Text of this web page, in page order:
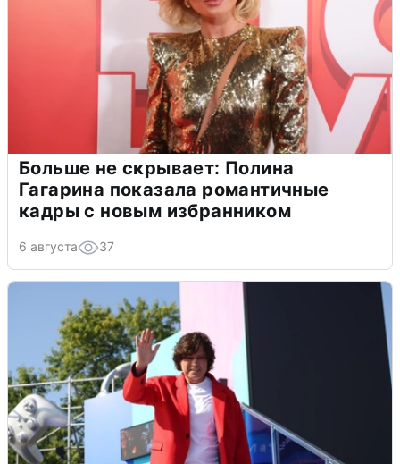
Больше не скрывает: Полина
Гагарина показала романтичные
кадры с новым избранником
6 августа 37